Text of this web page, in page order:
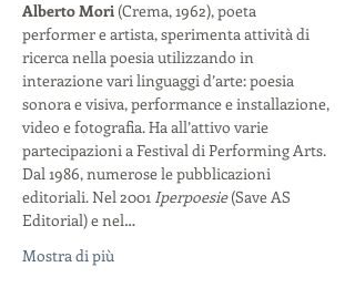
Alberto Mori (Crema, 1962), poeta
performer e artista, sperimenta attività di
ricerca nella poesia utilizzando in
interazione vari linguaggi d’arte: poesia
sonora e visiva, performance e installazione,
video e fotografia. Ha all’attivo varie
partecipazioni a Festival di Performing Arts.
Dal 1986, numerose le pubblicazioni
editoriali. Nel 2001 Iperpoesie (Save AS
Editorial) e nel…
Mostra di più